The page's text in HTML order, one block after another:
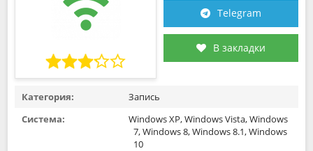
Telegram
В закладки
Категория:
Запись
Система:
Windows XP, Windows Vista, Windows
7, Windows 8, Windows 8.1, Windows
10